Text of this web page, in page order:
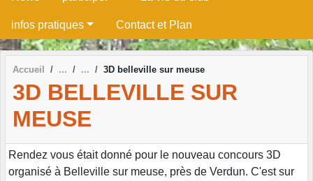
infos pratiques Contact et Plan
Accueil 3D belleville sur meuse
3D BELLEVILLE SUR
MEUSE
Rendez vous était donné pour le nouveau concours 3D
organisé à Belleville sur meuse, près de Verdun. C'est sur